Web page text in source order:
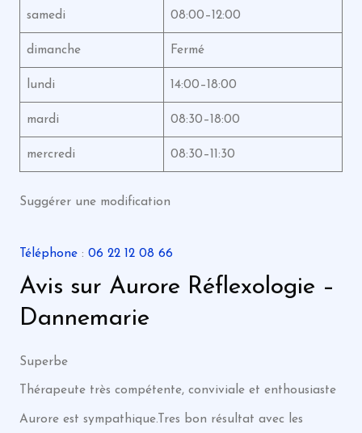
samedi 08:00–12:00
dimanche Fermé
lundi 14:00–18:00
mardi 08:30–18:00
mercredi 08:30–11:30
Suggérer une modification
Téléphone: 06 22 12 08 66
Avis sur Aurore Réflexologie –
Dannemarie
Superbe
Thérapeute très compétente, conviviale et enthousiaste
Aurore est sympathique.Tres bon résultat avec les